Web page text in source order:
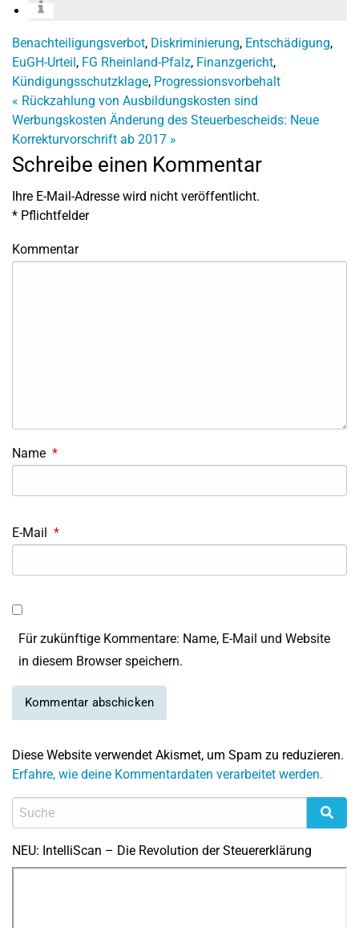
Benachteiligungsverbot, Diskriminierung, Entschädigung,
EuGH-Urteil, FG Rheinland-Pfalz, Finanzgericht,
Kündigungsschutzklage, Progressionsvorbehalt
« Rückzahlung von Ausbildungskosten sind
Werbungskosten Änderung des Steuerbescheids: Neue
Korrekturvorschrift ab 2017 »
Schreibe einen Kommentar
Ihre E-Mail-Adresse wird nicht veröffentlicht.
* Pflichtfelder
Kommentar
Name *
E-Mail *
Für zukünftige Kommentare: Name, E-Mail und Website
in diesem Browser speichern.
Diese Website verwendet Akismet, um Spam zu reduzieren.
Erfahre, wie deine Kommentardaten verarbeitet werden.
NEU: IntelliScan – Die Revolution der Steuererklärung